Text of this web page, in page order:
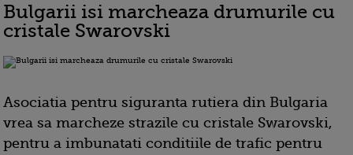
Bulgarii isi marcheaza drumurile cu
cristale Swarovski
Asociatia pentru siguranta rutiera din Bulgaria
vrea sa marcheze strazile cu cristale Swarovski,
pentru a imbunatati conditiile de trafic pentru